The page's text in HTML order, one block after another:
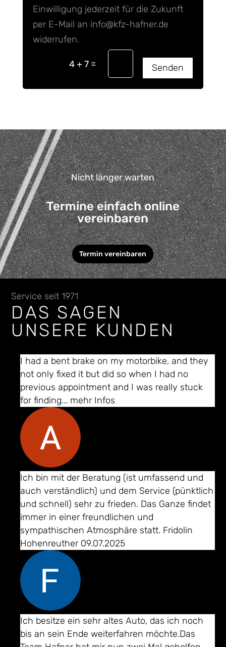
Einwilligung jederzeit für die Zukunft
per E-Mail an info@kfz-hafner.de
widerrufen.
4 + 7 = Senden
Nicht länger warten
Termine einfach online
vereinbaren
Termin vereinbaren
Service seit 1971
DAS SAGEN
UNSERE KUNDEN
I had a bent brake on my motorbike, and they
not only fixed it but did so when I had no
previous appointment and I was really stuck
for finding... mehr Infos
Ich bin mit der Beratung (ist umfassend und
auch verständlich) und dem Service (pünktlich
und schnell) sehr zu frieden. Das Ganze findet
immer in einer freundlichen und
sympathischen Atmosphäre statt. Fridolin
Hohenreuther 09.07.2025
Ich besitze ein sehr altes Auto, das ich noch
bis an sein Ende weiterfahren möchte.Das